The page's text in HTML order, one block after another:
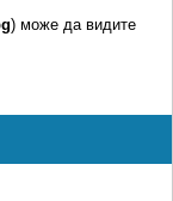
) може да видите